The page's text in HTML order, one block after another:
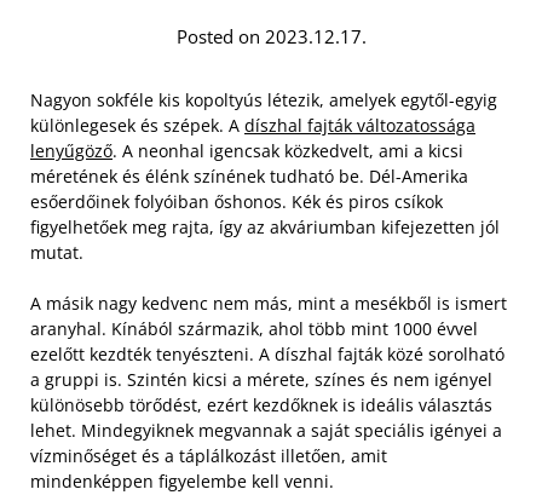
Posted on 2023.12.17.
Nagyon sokféle kis kopoltyús létezik, amelyek egytől-egyig
különlegesek és szépek. A díszhal fajták változatossága
lenyűgöző. A neonhal igencsak közkedvelt, ami a kicsi
méretének és élénk színének tudható be. Dél-Amerika
esőerdőinek folyóiban őshonos. Kék és piros csíkok
figyelhetőek meg rajta, így az akváriumban kifejezetten jól
mutat.
A másik nagy kedvenc nem más, mint a mesékből is ismert
aranyhal. Kínából származik, ahol több mint 1000 évvel
ezelőtt kezdték tenyészteni. A díszhal fajták közé sorolható
a gruppi is. Szintén kicsi a mérete, színes és nem igényel
különösebb törődést, ezért kezdőknek is ideális választás
lehet. Mindegyiknek megvannak a saját speciális igényei a
vízminőséget és a táplálkozást illetően, amit
mindenképpen figyelembe kell venni.